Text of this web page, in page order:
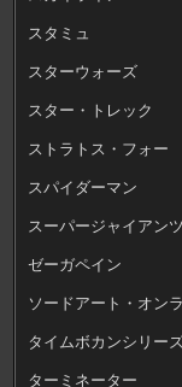
スタミュ
スターウォーズ
スター・トレック
ストラトス・フォー
スパイダーマン
スーパージャイアンツ
ゼーガペイン
ソードアート・オン
タイムボカンシリー
ターミネーター